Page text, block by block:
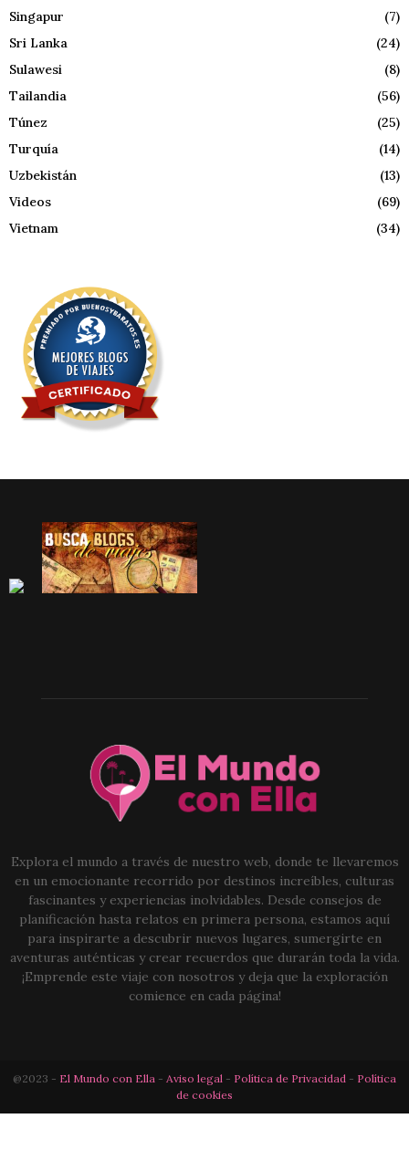
Singapur
(7)
Sri Lanka
(24)
Sulawesi
(8)
Tailandia
(56)
Túnez
(25)
Turquía
(14)
Uzbekistán
(13)
Videos
(69)
Vietnam
(34)
Explora el mundo a través de nuestro web, donde te llevaremos
en un emocionante recorrido por destinos increíbles, culturas
fascinantes y experiencias inolvidables. Desde consejos de
planificación hasta relatos en primera persona, estamos aquí
para inspirarte a descubrir nuevos lugares, sumergirte en
aventuras auténticas y crear recuerdos que durarán toda la vida.
¡Emprende este viaje con nosotros y deja que la exploración
comience en cada página!
@2023 - El Mundo con Ella - Aviso legal - Política de Privacidad - Política
de cookies